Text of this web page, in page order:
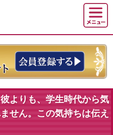
よりも、学生時代から気
せん。この気持ちは伝え